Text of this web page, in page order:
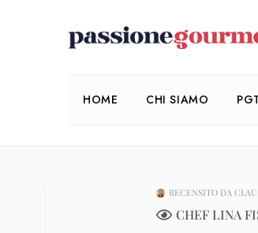
HOME CHI SIAMO
RECENSITO DA
CHEF LINA